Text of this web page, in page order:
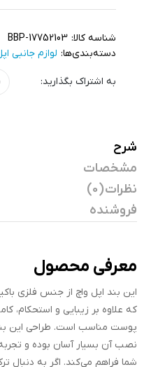
شناسه کالا: BBP-17752103
دسته‌بندی‌ها: لوازم جانبی
به اشتراک بگذارید:
شرح
مشخصات
نظرات (0)
فروشنده
معرفی محصول
این بند اپل واچ از جنس فلزی
که علاوه بر زیبایی و استحکام،
پوست مناسب است. طراحی این
نصب آن بسیار آسان بوده و
شما فراهم می‌کند. اگر به دنبال